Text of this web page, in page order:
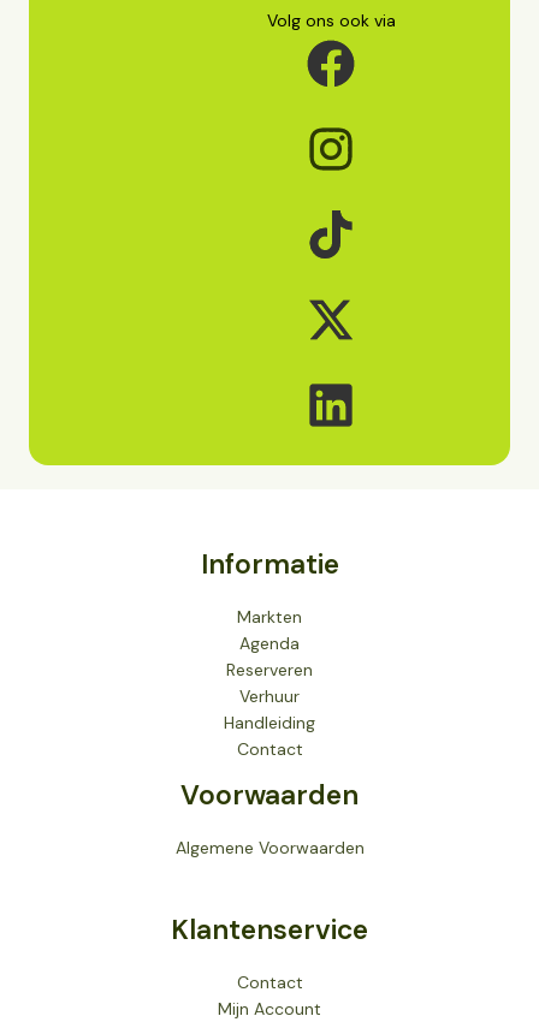
Volg ons ook via
Informatie
Markten
Agenda
Reserveren
Verhuur
Handleiding
Contact
Voorwaarden
Algemene Voorwaarden
Klantenservice
Contact
Mijn Account